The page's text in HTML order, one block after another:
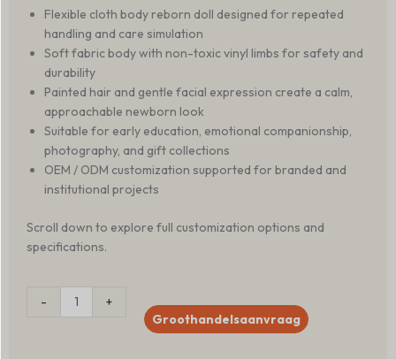
Flexible cloth body reborn doll designed for repeated
handling and care simulation
Soft fabric body with non-toxic vinyl limbs for safety and
durability
Painted hair and gentle facial expression create a calm,
approachable newborn look
Suitable for early education, emotional companionship,
photography, and gift collections
OEM / ODM customization supported for branded and
institutional projects
Scroll down to explore full customization options and
specifications.
-
FlexiCare™
+
Groothandelsaanvraag